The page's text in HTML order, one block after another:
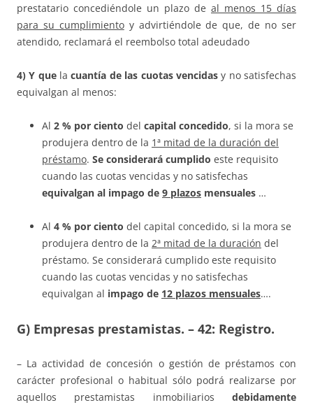
prestatario concediéndole un plazo de al menos 15 días
para su cumplimientoy advirtiéndole de que, de no ser
atendido, reclamará el reembolso total adeudado
4) Y quelacuantía de las cuotas vencidasy no satisfechas
equivalgan al menos:
Al 2 % por ciento del capital concedido, si la mora se
produjera dentro de la 1ª mitad de la duración del
préstamo. Se considerará cumplido este requisito
cuando las cuotas vencidas y no satisfechas
equivalgan al impago de 9 plazos mensuales …
Al 4 % por ciento del capital concedido, si la mora se
produjera dentro de la 2ª mitad de la duración del
préstamo. Se considerará cumplido este requisito
cuando las cuotas vencidas y no satisfechas
equivalgan al impago de 12 plazos mensuales….
G) Empresas prestamistas. – 42: Registro.
– La actividad de concesión o gestión de préstamos con
carácter profesional o habitual sólo podrá realizarse por
aquellos prestamistas inmobiliarios debidamente